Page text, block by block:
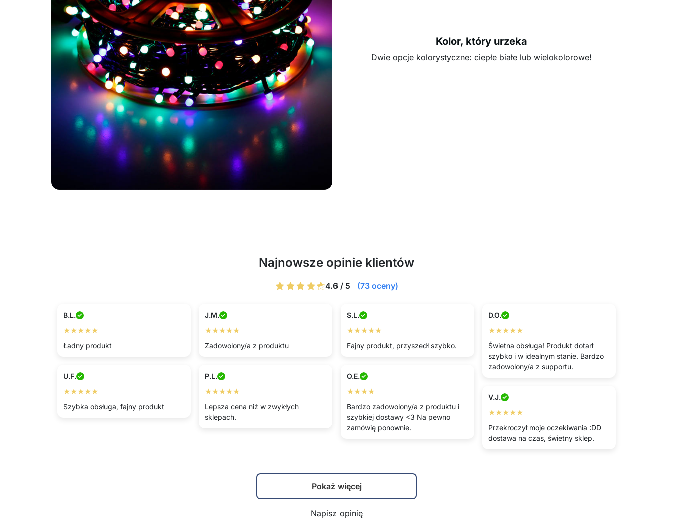
Kolor, który urzeka
Dwie opcje kolorystyczne: ciepłe białe lub wielokolorowe!
Najnowsze opinie klientów
4.6 / 5 (73 oceny)
B.L.
★★★★★
Ładny produkt
J.M.
★★★★★
Zadowolony/a z produktu
S.L.
★★★★★
Fajny produkt, przyszedł szybko.
D.O.
★★★★★
Świetna obsługa! Produkt dotarł
szybko i w idealnym stanie. Bardzo
zadowolony/a z supportu.
U.F.
★★★★★
Szybka obsługa, fajny produkt
P.L.
★★★★★
Lepsza cena niż w zwykłych
sklepach.
O.E.
★★★★
Bardzo zadowolony/a z produktu i
szybkiej dostawy <3 Na pewno
zamówię ponownie.
V.J.
★★★★★
Przekroczył moje oczekiwania :DD
dostawa na czas, świetny sklep.
Pokaż więcej
Napisz opinię